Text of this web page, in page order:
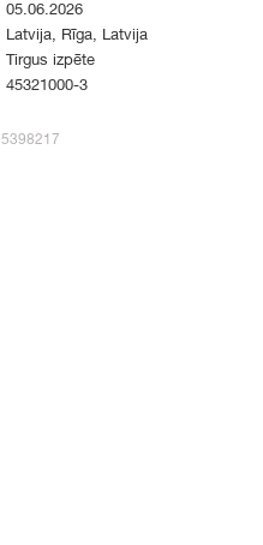
05.06.2026
Latvija, Rīga, Latvija
Tirgus izpēte
45321000-3
5398217